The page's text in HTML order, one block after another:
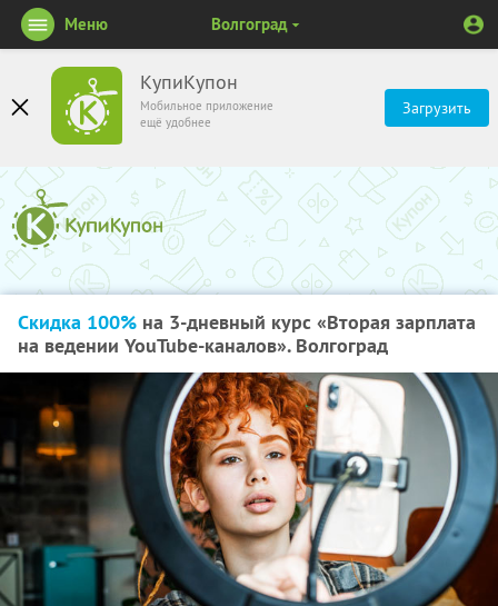
КупиКупон
Мобильное приложение
ещё удобнее
Загрузить
Меню Волгоград
Скидка 100% на 3-дневный курс «Вторая зарплата
на ведении YouTube-каналов». Волгоград